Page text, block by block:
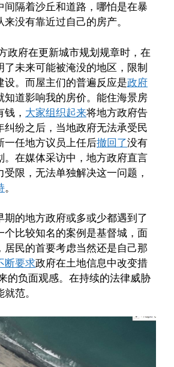
间隔着沙丘和道路，哪怕是在暴
没有靠近过自己的房产。
政府在更新城市规划规章时，在
了未来可能被淹没的地区，限制
设。而屋主们的普遍反应是政府
知道影响我的房价。能住海景房
， 大家组织起来将地方政府告
纠纷之后，当地政府无法承受民
一任地方议员上任后撤回了没有
。在媒体采访中，地方政府直言
限，无法单独解决这一问题，
。
期的地方政府或多或少都遇到了
个比较知名的案例是基督城，面
居民的首要考虑当然还是自己那
断要求政府在土地信息中改变措
的负面观感。在持续的法律威胁
范。